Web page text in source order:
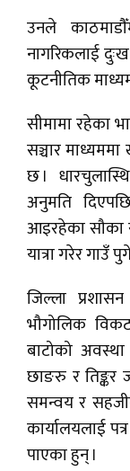
उनले
नागरिकलाई
कूटनीतिक
सीमामा रहेका
सञ्चार
छ ।
अनुमति
आइरहेका सौका
यात्रा गरेर गाउँ
जिल्ला
भौगोलिक
बाटोको
छाङरु र
समन्वय र
कार्यालयलाई
पाएका हुन् ।